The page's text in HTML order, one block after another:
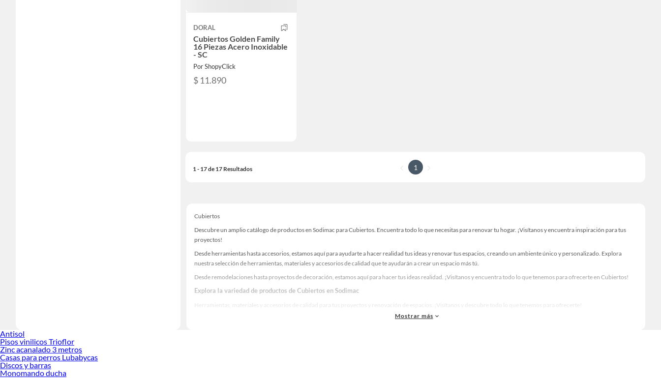
DORAL
Cubiertos Golden Family
16 Piezas Acero Inoxidable
- SC
Por ShopyClick
$ 11.890
1 - 17 de 17 Resultados 1
Cubiertos
Descubre un amplio catálogo de productos en Sodimac para Cubiertos. Encuentra todo lo que necesitas para renovar tu hogar. ¡Visítanos y encuentra inspiración para tus
proyectos!
Desde herramientas hasta accesorios, estamos aquí para ayudarte a hacer realidad tus ideas y renovar tus espacios, creando un ambiente único y personalizado. Explora
nuestra selección de herramientas, materiales y accesorios de calidad que te ayudarán a crear un espacio más tú.
Desde remodelaciones hasta proyectos de decoración, estamos aquí para hacer tus ideas realidad. ¡Visítanos y encuentra todo lo que tenemos para ofrecerte en Cubiertos!
Explora la variedad de productos de Cubiertos en Sodimac
Herramientas, materiales y accesorios de calidad para tus proyectos y renovación de espacios. ¡Visítanos y descubre todo lo que tenemos para ofrecerte!
Encuentra una amplia variedad de productos de Cubiertos en Sodimac. Encuentra todo lo necesario para tus proyectos de renovación y decoración. ¡Visítanos y haz tus ideas
Mostrar más
Antisol
Pisos vinilicos Trioflor
Zinc acanalado 3 metros
Casas para perros Lubabycas
Discos y barras
Monomando ducha